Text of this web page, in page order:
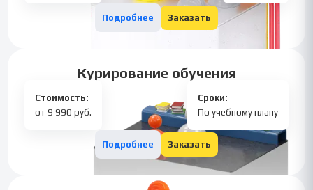
Подробнее Заказать
Курирование обучения
Стоимость:
от 9 990 руб.
Сроки:
По учебному плану
Подробнее Заказать